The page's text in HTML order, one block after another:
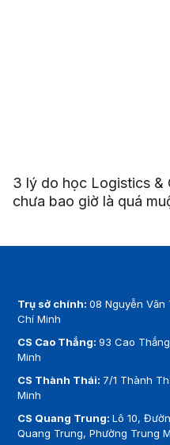
3 lý do học Logistics &
chưa bao giờ là quá
Trụ sở chính:08 Nguyễn Văn
Chí Minh
CS Cao Thắng:93 Cao
Minh
CS Thành Thái: 7/1 Thành
Minh
CS Quang Trung:Lô 10,
Quang Trung, Phường Trung